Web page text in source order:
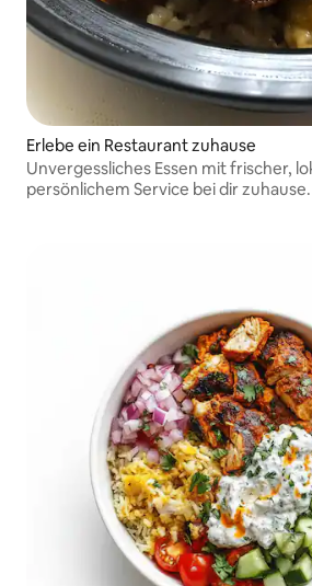
Erlebe ein Restaurant zuhause
Unvergessliches Essen mit frischer,
persönlichem Service bei dir zuhause.